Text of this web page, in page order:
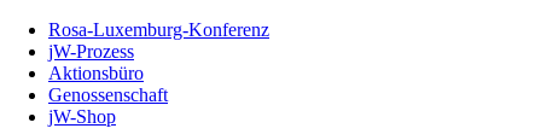
Rosa-Luxemburg-Konferenz
jW-Prozess
Aktionsbüro
Genossenschaft
jW-Shop